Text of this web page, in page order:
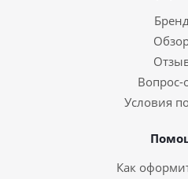
Вопрос-
Условия
Как